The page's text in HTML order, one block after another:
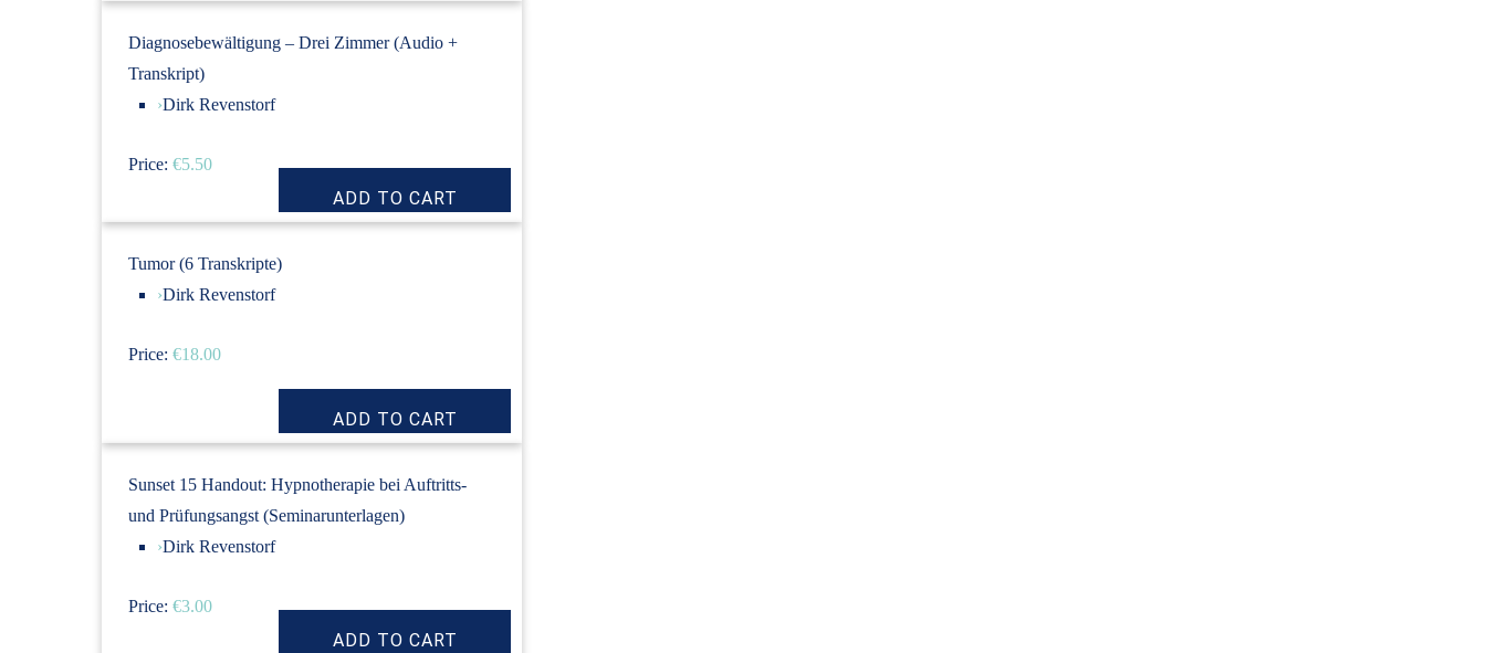
Diagnosebewältigung – Drei Zimmer (Audio +
Transkript)
›Dirk Revenstorf
Price: €5.50
Tumor (6 Transkripte)
›Dirk Revenstorf
Price: €18.00
Sunset 15 Handout: Hypnotherapie bei Auftritts-
und Prüfungsangst (Seminarunterlagen)
›Dirk Revenstorf
Price: €3.00